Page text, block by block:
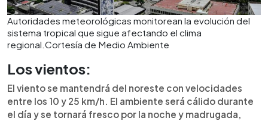
Autoridades meteorológicas monitorean la evolución del
sistema tropical que sigue afectando el clima
regional.Cortesía de Medio Ambiente
Los vientos:
El viento se mantendrá del noreste con velocidades
entre los 10 y 25 km/h. El ambiente será cálido durante
el día y se tornará fresco por la noche y madrugada,